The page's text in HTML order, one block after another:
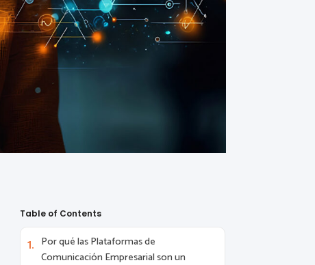
Table of Contents
Por qué las Plataformas de
Comunicación Empresarial son un